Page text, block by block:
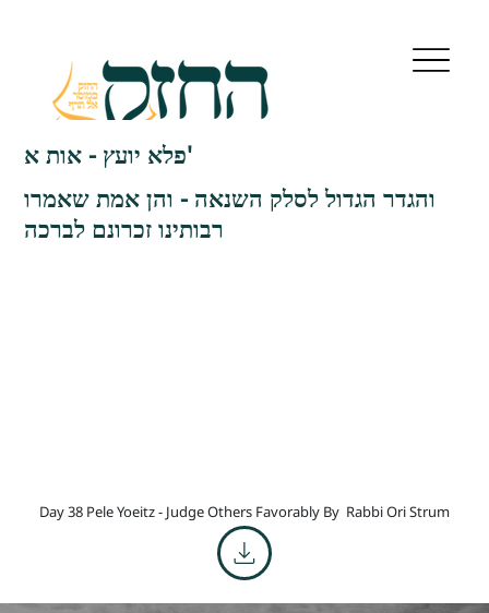
פלא יועץ - אות א'
והגדר הגדול לסלק השנאה - והן אמת שאמרו
רבותינו זכרונם לברכה
Day 38 Pele Yoeitz - Judge Others Favorably By Rabbi Ori Strum